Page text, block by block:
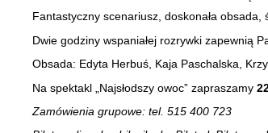
Fantastyczny scenariusz, doskonała
Dwie godziny wspaniałej rozrywki zapewnią
Obsada: Edyta Herbuś, Kaja Paschalska,
Na spektakl „Najsłodszy owoc” zapraszamy
Zamówienia grupowe: tel. 515 400 723